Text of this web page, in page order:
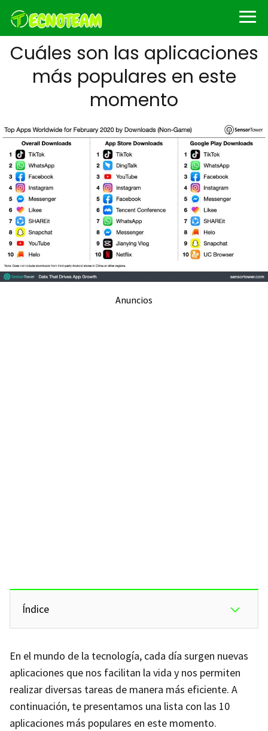
Cuáles son las aplicaciones
más populares en este
momento
Anuncios
Índice
En el mundo de la tecnología, cada día surgen nuevas
aplicaciones que nos facilitan la vida y nos permiten
realizar diversas tareas de manera más eficiente. A
continuación, te presentamos una lista con las 10
aplicaciones más populares en este momento.